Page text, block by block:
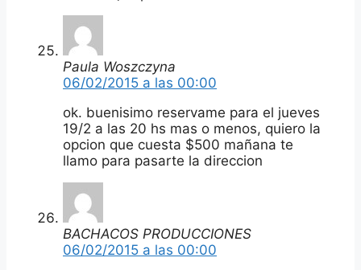
Paula Woszczyna
06/02/2015 a las 00:00
ok. buenisimo reservame para el jueves
19/2 a las 20 hs mas o menos, quiero la
opcion que cuesta $500 mañana te
llamo para pasarte la direccion
BACHACOS PRODUCCIONES
06/02/2015 a las 00:00